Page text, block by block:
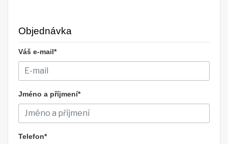
Objednávka
Váš e-mail*
Jméno a příjmení*
Telefon*